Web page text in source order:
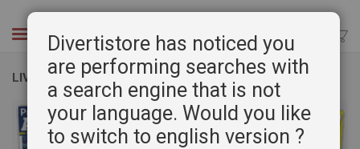
Chercher
LIVRES GUIDE TECHNIQUES BEAUX ARTS
Divertistore has noticed you
are performing searches with
a search engine that is not
your language. Would you like
to switch to english version ?